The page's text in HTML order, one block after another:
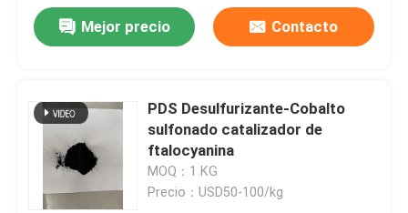
Mejor precio Contacto
PDS Desulfurizante-Cobalto
sulfonado catalizador de
ftalocyanina
MOQ：1 KG
Precio：USD50-100/kg